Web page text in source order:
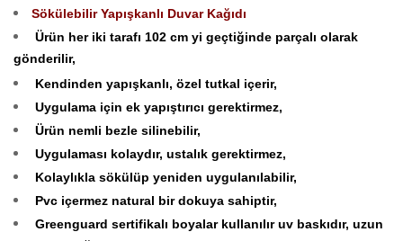
Sökülebilir Yapışkanlı Duvar Kağıdı
Ürün her iki tarafı 102 cm yi geçtiğinde parçalı olarak
gönderilir,
Kendinden yapışkanlı, özel tutkal içerir,
Uygulama için ek yapıştırıcı gerektirmez,
Ürün nemli bezle silinebilir,
Uygulaması kolaydır, ustalık gerektirmez,
Kolaylıkla sökülüp yeniden uygulanılabilir,
Pvc içermez natural bir dokuya sahiptir,
Greenguard sertifikalı boyalar kullanılır uv baskıdır, uzun